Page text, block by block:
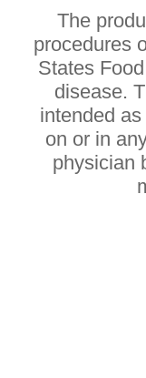
The
procedures
States
disease.
intended
on or in
physician